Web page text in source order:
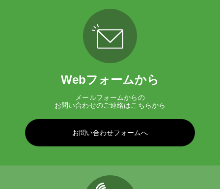
Webフォームから
メールフォームからの
お問い合わせのご連絡はこちらから
お問い合わせフォームへ